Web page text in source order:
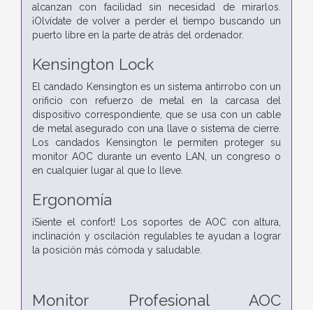
alcanzan con facilidad sin necesidad de mirarlos.
¡Olvídate de volver a perder el tiempo buscando un
puerto libre en la parte de atrás del ordenador.
Kensington Lock
El candado Kensington es un sistema antirrobo con un
orificio con refuerzo de metal en la carcasa del
dispositivo correspondiente, que se usa con un cable
de metal asegurado con una llave o sistema de cierre.
Los candados Kensington le permiten proteger su
monitor AOC durante un evento LAN, un congreso o
en cualquier lugar al que lo lleve.
Ergonomía
¡Siente el confort! Los soportes de AOC con altura,
inclinación y oscilación regulables te ayudan a lograr
la posición más cómoda y saludable.
Monitor Profesional AOC